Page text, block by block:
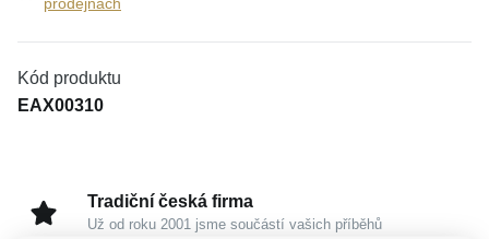
Kód produktu
EAX00310
Tradiční česká firma
Už od roku 2001 jsme součástí vašich příběhů